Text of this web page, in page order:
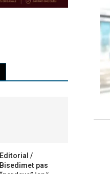
Editorial /
Bisedimet pas